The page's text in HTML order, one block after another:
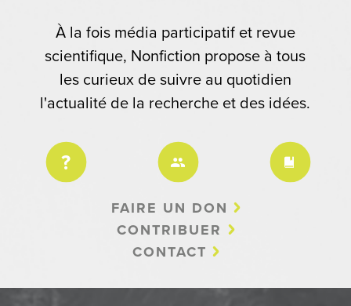
À la fois média participatif et revue
scientifique, Nonfiction propose à tous
les curieux de suivre au quotidien
l'actualité de la recherche et des idées.
FAIRE UN DON
CONTRIBUER
CONTACT